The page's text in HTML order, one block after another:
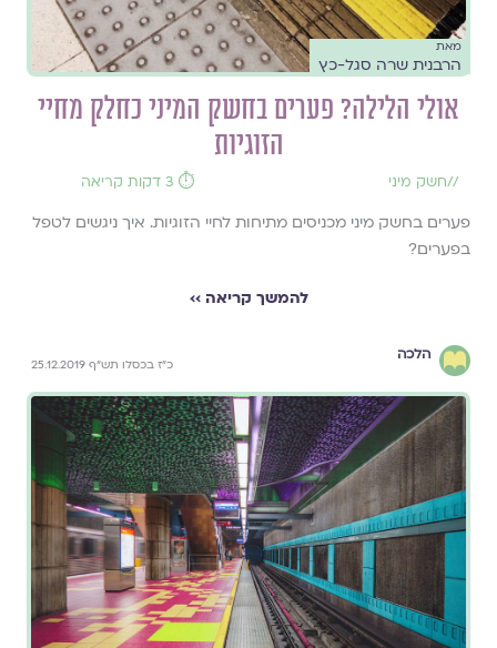
מאת
הרבנית שרה סגל-כץ
אולי הלילה? פערים בחשק המיני כחלק מחיי
הזוגיות
//חשק מיני ⏱️ 3 דקות קריאה
פערים בחשק מיני מכניסים מתיחות לחיי הזוגיות. איך ניגשים לטפל
בפערים?
להמשך קריאה ››
הלכה
כ"ז בכסלו תש"ף 25.12.2019